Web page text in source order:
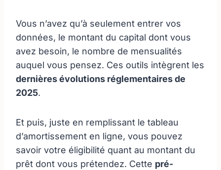
Vous n’avez qu’à seulement entrer vos
données, le montant du capital dont vous
avez besoin, le nombre de mensualités
auquel vous pensez. Ces outils intègrent les
dernières évolutions réglementaires de
2025.
Et puis, juste en remplissant le tableau
d’amortissement en ligne, vous pouvez
savoir votre éligibilité quant au montant du
prêt dont vous prétendez. Cette pré-